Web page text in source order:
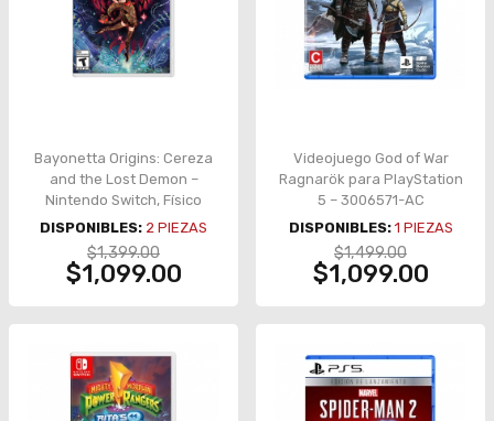
Bayonetta Origins: Cereza
and the Lost Demon –
Nintendo Switch, Físico
DISPONIBLES: 2 PIEZAS
$1,399.00
$1,099.00
Videojuego God of War
Ragnarök para PlayStation
5 – 3006571-AC
DISPONIBLES: 1 PIEZAS
$1,499.00
$1,099.00